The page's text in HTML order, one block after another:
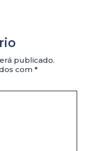
publicado.
com *